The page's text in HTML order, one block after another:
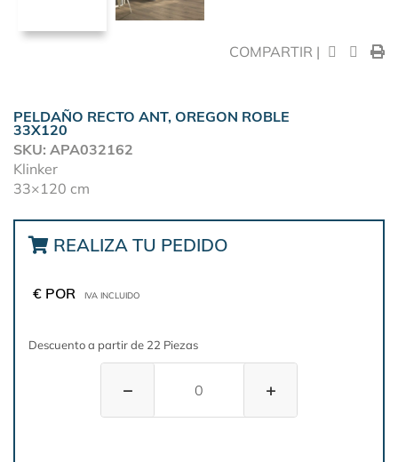
COMPARTIR |
PELDAÑO RECTO ANT, OREGON ROBLE
33X120
SKU: APA032162
Klinker
33×120 cm
REALIZA TU PEDIDO
€ POR IVA INCLUIDO
Descuento a partir de 22 Piezas
− +